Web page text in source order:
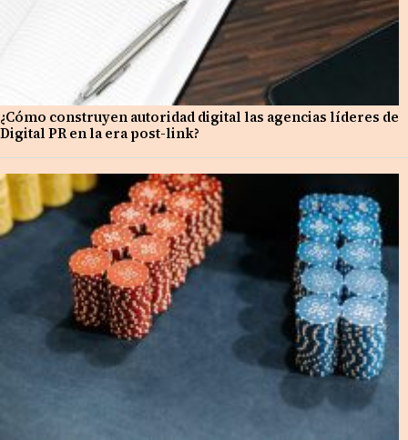
¿Cómo construyen autoridad digital las agencias líderes de
Digital PR en la era post-link?